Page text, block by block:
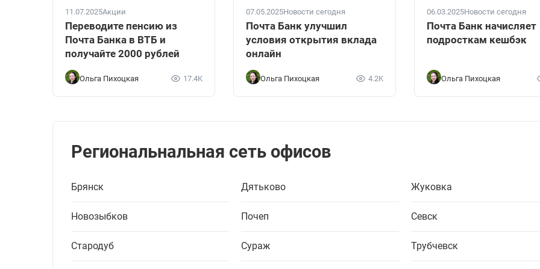
11.07.2025Акции
Переводите пенсию из
Почта Банка в ВТБ и
получайте 2000 рублей
Ольга Пихоцкая 17.4K
07.05.2025Новости сегодня
Почта Банк улучшил
условия открытия вклада
онлайн
Ольга Пихоцкая 4.2K
06.03.2025Новости сегодня
Почта Банк начисляет
подросткам кешбэк
Ольга Пихоцкая
Региональнальная сеть офисов
Брянск Дятьково Жуковка
Новозыбков Почеп Севск
Стародуб Сураж Трубчевск